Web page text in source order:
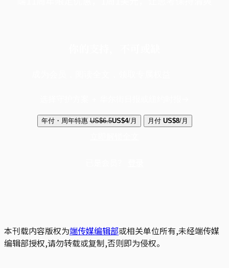
年付・周年特惠 US$6.5US$4/月 月付 US$8/月
本刊载内容版权为端传媒编辑部或相关单位所有,未经端传媒
编辑部授权,请勿转载或复制,否则即为侵权。